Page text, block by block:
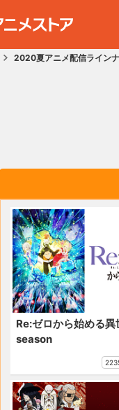
2020夏アニメ配信ライン
Re:ゼロから始める
season